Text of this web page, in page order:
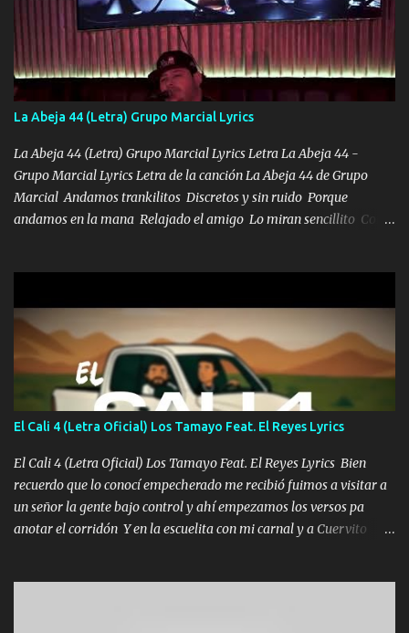
otra Música Surcando bien mi camino voy por mi línea no veo a
los lados aquel que no corre vuela no se me duerm voy chicoteado
Ya pasé varias hazañas ya tienen rato que me agarran el colmillo
de este León los estatales no sé esperaron Al tiro esta la PrimiZa
también la nueve que cargo al lado doy la mano al que su amigo y
al traicionero damos pa abajo Y No me paran aquí hay pa más
pues hay charola les voy a dar hasta topar pues no hay de otra...
La Abeja 44 (Letra) Grupo Marcial Lyrics
La Abeja 44 (Letra) Grupo Marcial Lyrics Letra La Abeja 44 -
Grupo Marcial Lyrics Letra de la canción La Abeja 44 de Grupo
Marcial Andamos trankilitos Discretos y sin ruido Porque
andamos en la mana Relajado el amigo Lo miran sencillito Con
coronamos Se jala los marciales Y sus guitarras ya van sonando
Un gallardo me prendo Para agarrar el vuelo y la mente y
tranquilizando Tomense un buen trago Y así es como empezamos
los versos que voy cantando (Music) A vido alta y bajas La carreta
se atora Pero nunca le aflojamos Ya me han pasado cosas Y
aunque ustedes no sepan Pero la vida es muy corta Hay que
echarle chingazos Y seguir trabajando porque nada es...
El Cali 4 (Letra Oficial) Los Tamayo Feat. El Reyes Lyrics
El Cali 4 (Letra Oficial) Los Tamayo Feat. El Reyes Lyrics Bien
recuerdo que lo conocí empecherado me recibió fuimos a visitar a
un señor la gente bajo control y ahí empezamos los versos pa
anotar el corridón Y en la escuelita con mi carnal y a Cuervito